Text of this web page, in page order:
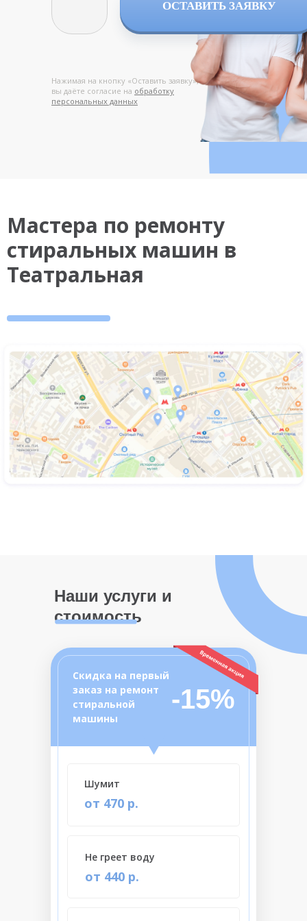
Нажимая на кнопку «Оставить заявку»,
вы даёте согласие на обработку
персональных данных
ОСТАВИТЬ ЗАЯВКУ
Мастера по ремонту
стиральных машин в
Театральная
Наши услуги и
стоимость
Скидка на первый
заказ на ремонт
стиральной
машины
-15%
от 470 р.
Шумит
от 440 р.
Не греет воду